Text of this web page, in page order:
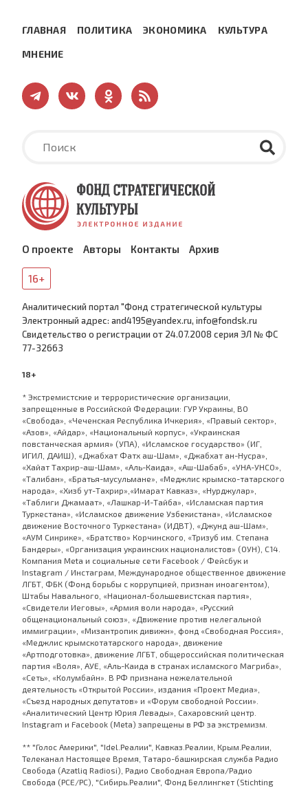
ГЛАВНАЯ ПОЛИТИКА ЭКОНОМИКА КУЛЬТУРА
МНЕНИЕ
О проекте Авторы Контакты Архив
16+
Аналитический портал "Фонд стратегической культуры
Электронный адрес: and4195@yandex.ru, info@fondsk.ru
Cвидетельство о регистрации от 24.07.2008 серия ЭЛ № ФС
77-32663
18+
* Экстремистские и террористические организации,
запрещенные в Российской Федерации: ГУР Украины, ВО
«Свобода», «Чеченская Республика Ичкерия», «Правый сектор»,
«Азов», «Айдар», «Национальный корпус», «Украинская
повстанческая армия» (УПА), «Исламское государство» (ИГ,
ИГИЛ, ДАИШ), «Джабхат Фатх аш-Шам», «Джабхат ан-Нусра»,
«Хайат Тахрир-аш-Шам», «Аль-Каида», «Аш-Шабаб», «УНА-УНСО»,
«Талибан», «Братья-мусульмане», «Меджлис крымско-татарского
народа», «Хизб ут-Тахрир»,«Имарат Кавказ», «Нурджулар»,
«Таблиги Джамаат», «Лашкар-И-Тайба», «Исламская партия
Туркестана», «Исламское движение Узбекистана», «Исламское
движение Восточного Туркестана» (ИДВТ), «Джунд аш-Шам»,
«АУМ Синрике», «Братство» Корчинского, «Тризуб им. Степана
Бандеры», «Организация украинских националистов» (ОУН), С14.
Компания Meta и социальные сети Facebook / Фейсбук и
Instagram / Инстаграм, Международное общественное движение
ЛГБТ, ФБК (Фонд борьбы с коррупцией, признан иноагентом),
Штабы Навального, «Национал-большевистская партия»,
«Свидетели Иеговы», «Армия воли народа», «Русский
общенациональный союз», «Движение против нелегальной
иммиграции», «Мизантропик дивижн», фонд «Свободная Россия»,
«Меджлис крымскотатарского народа», движение
«Артподготовка», движение ЛГБТ, общероссийская политическая
партия «Воля», АУЕ, «Аль-Каида в странах исламского Магриба»,
«Сеть», «Колумбайн». В РФ признана нежелательной
деятельность «Открытой России», издания «Проект Медиа»,
«Съезд народных депутатов» и «Форум свободной России».
«Аналитический Центр Юрия Левады», Сахаровский центр.
Instagram и Facebook (Metа) запрещены в РФ за экстремизм.
** "Голос Америки", "Idel.Реалии", Кавказ.Реалии, Крым.Реалии,
Телеканал Настоящее Время, Татаро-башкирская служба Радио
Свобода (Azatliq Radiosi), Радио Свободная Европа/Радио
Свобода (PCE/PC), "Сибирь.Реалии", Фонд Беллингкет (Stichting